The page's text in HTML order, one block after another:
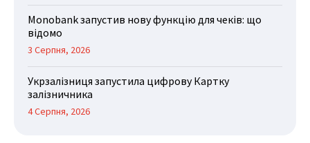
Monobank запустив нову функцію для чеків: що
відомо
3 Серпня, 2026
Укрзалізниця запустила цифрову Картку
залізничника
4 Серпня, 2026